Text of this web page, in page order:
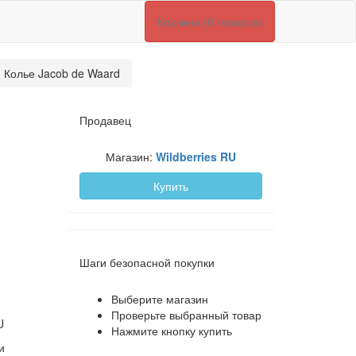
Корзина (0 товаров)
Jacob de Waard
Продавец
Магазин: Wildberries RU
Купить
Шаги безопасной покупки
Выберите магазин
Проверьте выбранный товар
Нажмите кнопку купить